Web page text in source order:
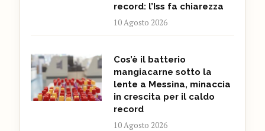
record: l’Iss fa chiarezza
10 Agosto 2026
Cos’è il batterio
mangiacarne sotto la
lente a Messina, minaccia
in crescita per il caldo
record
10 Agosto 2026